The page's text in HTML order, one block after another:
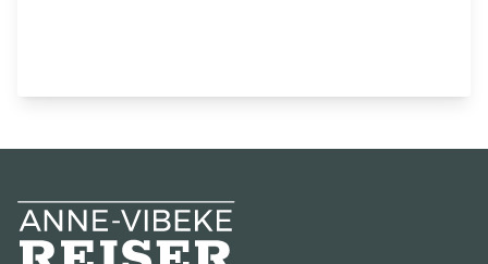
Anne-Vibeke Rejser